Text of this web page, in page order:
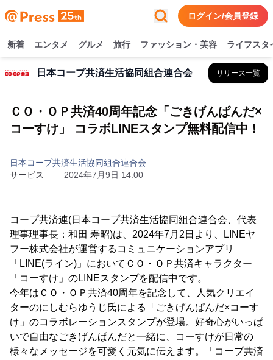
ログイン/会員登録
新着 エンタメ グルメ 旅行 ファッション・美容 ライフスタ
日本コープ共済生活協同組合連合会 リリース一覧
ＣＯ・ＯＰ共済40周年記念「ごきげんぱんだ×
コーすけ」 コラボLINEスタンプ無料配信中！
日本コープ共済生活協同組合連合会
サービス
2024年7月9日 14:00
コープ共済連(日本コープ共済生活協同組合連合会、代表
理事理事長：和田 寿昭)は、2024年7月2日より、LINEヤ
フー株式会社が運営するコミュニケーションアプリ
「LINE(ライン)」においてＣＯ・ＯＰ共済キャラクター
「コーすけ」のLINEスタンプを配信中です。
今年はＣＯ・ＯＰ共済40周年を記念して、人気クリエイ
ターのにしむらゆうじ氏による「ごきげんぱんだ×コーす
け」のコラボレーションスタンプが登場。好奇心がいっぱ
いで自由なごきげんぱんだと一緒に、コーすけが日常の
様々なメッセージを可愛く元気に伝えます。「コープ共済